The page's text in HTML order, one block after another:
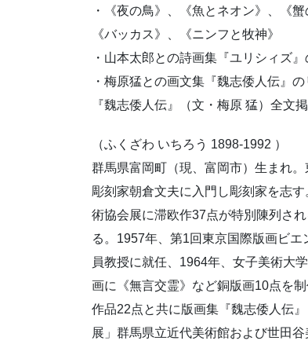
・《夜の鳥》、《魚とネオン》、《
《バッカス》、《ニンフと牧神》
・山本太郎との詩画集『ユリシィズ
・梅原猛との画文集『魏志倭人伝』
『魏志倭人伝』（文・梅原 猛）全文
（ふくざわ いちろう 1898-1992 ）
群馬県富岡町（現、富岡市）生まれ
彫刻家朝倉文夫に入門し彫刻家を志
術協会展に滞欧作37点が特別陳列さ
る。1957年、第1回東京国際版画ビ
員教授に就任、1964年、女子美術大
画に《無言交霊》など銅版画10点を
作品22点と共に版画集『魏志倭人伝
展」群馬県立近代美術館および世田